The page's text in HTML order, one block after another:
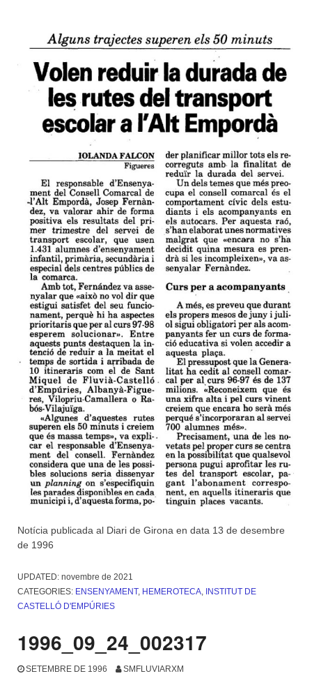
Notícia publicada al Diari de Girona en data 13 de desembre
de 1996
UPDATED: novembre de 2021
CATEGORIES: ENSENYAMENT, HEMEROTECA, INSTITUT DE
CASTELLÓ D'EMPÚRIES
1996_09_24_002317
SETEMBRE DE 1996 SMFLUVIARXM